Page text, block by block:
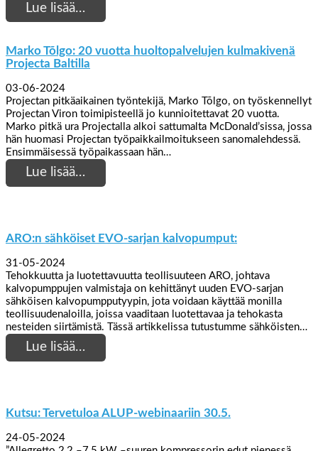
Lue lisää…
Marko Tõlgo: 20 vuotta huoltopalvelujen kulmakivenä
Projecta Baltilla
03-06-2024
Projectan pitkäaikainen työntekijä, Marko Tõlgo, on työskennellyt
Projectan Viron toimipisteellä jo kunnioitettavat 20 vuotta.
Marko pitkä ura Projectalla alkoi sattumalta McDonald’sissa, jossa
hän huomasi Projectan työpaikkailmoitukseen sanomalehdessä.
Ensimmäisessä työpaikassaan hän…
Lue lisää…
ARO:n sähköiset EVO-sarjan kalvopumput:
31-05-2024
Tehokkuutta ja luotettavuutta teollisuuteen ARO, johtava
kalvopumppujen valmistaja on kehittänyt uuden EVO-sarjan
sähköisen kalvopumpputyypin, jota voidaan käyttää monilla
teollisuudenaloilla, joissa vaaditaan luotettavaa ja tehokasta
nesteiden siirtämistä. Tässä artikkelissa tutustumme sähköisten…
Lue lisää…
Kutsu: Tervetuloa ALUP-webinaariin 30.5.
24-05-2024